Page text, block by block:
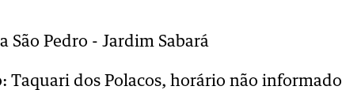
São Pedro - Jardim Sabará
Taquari dos Polacos, horário não informado